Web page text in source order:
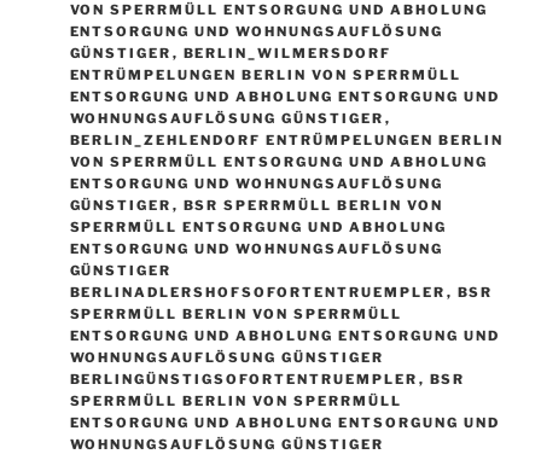
ON SPERRMÜLL ENTSORGUNG UND ABHOLUNG E
NTSORGUNG UND WOHNUNGSAUFLÖSUNG G
ÜNSTIGER
, BERLIN_WILMERSDORF
ENTRÜMPELUNGEN BERLIN VON SPERRMÜLL
ENTSORGUNG UND ABHOLUNG ENTSORGUNG UND
WOHNUNGSAUFLÖSUNG GÜNSTIGER ,
BERLIN_ZEHLENDORF ENTRÜMPELUNGEN BERLIN
VON SPERRMÜLL ENTSORGUNG UND ABHOLUNG
ENTSORGUNG UND WOHNUNGSAUFLÖSUNG
GÜNSTIGER , BSR SPERRMÜLL BERLIN VON
SPERRMÜLL ENTSORGUNG UND ABHOLUNG
ENTSORGUNG UND WOHNUNGSAUFLÖSUNG
GÜNSTIGER
BERLINADLERSHOFSOFORTENTRUEMPLER , BSR
SPERRMÜLL BERLIN VON SPERRMÜLL
ENTSORGUNG UND ABHOLUNG ENTSORGUNG UND
WOHNUNGSAUFLÖSUNG GÜNSTIGER
BERLINGÜNSTIGSOFORTENTRUEMPLER , BSR
SPERRMÜLL BERLIN VON SPERRMÜLL
ENTSORGUNG UND ABHOLUNG ENTSORGUNG UND
WOHNUNGSAUFLÖSUNG GÜNSTIGER